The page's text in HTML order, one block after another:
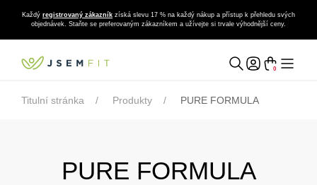
Každý registrovaný zákazník získá slevu 17 % na každý nákup a přístup k přehledu svých
objednávek. Staňte se preferovaným zákazníkem a užívejte si trvale výhodnější ceny.
0
Titulní stránka Produkty PURE FORMULA
PURE FORMULA